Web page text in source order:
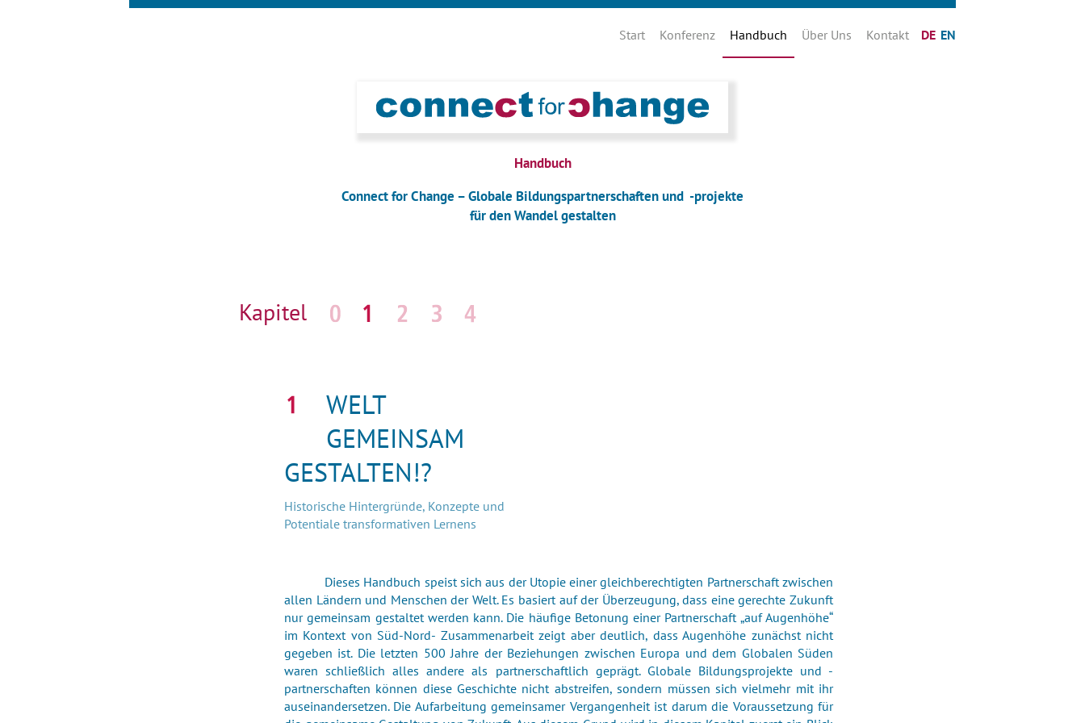
DE EN
überspringen
Start Konferenz Handbuch Über Uns Kontakt
Handbuch
Connect for Change – Globale Bildungspartnerschaften und -projekte
für den Wandel gestalten
überspringen
WELT
GEMEINSAM
GESTALTEN!?
Historische Hintergründe, Konzepte und
Potentiale transformativen Lernens
Dieses Handbuch speist sich aus der Utopie einer gleichberechtigten Partnerschaft zwischen
allen Ländern und Menschen der Welt. Es basiert auf der Überzeugung, dass eine gerechte Zukunft
nur gemeinsam gestaltet werden kann. Die häufige Betonung einer Partnerschaft „auf Augenhöhe“
im Kontext von Süd-Nord- Zusammenarbeit zeigt aber deutlich, dass Augenhöhe zunächst nicht
gegeben ist. Die letzten 500 Jahre der Beziehungen zwischen Europa und dem Globalen Süden
waren schließlich alles andere als partnerschaftlich geprägt. Globale Bildungsprojekte und -
partnerschaften können diese Geschichte nicht abstreifen, sondern müssen sich vielmehr mit ihr
auseinandersetzen. Die Aufarbeitung gemeinsamer Vergangenheit ist darum die Voraussetzung für